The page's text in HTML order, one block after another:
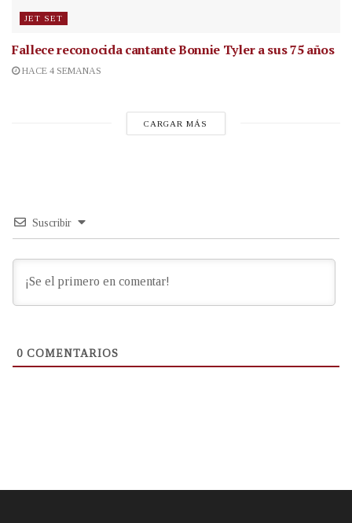
JET SET
Fallece reconocida cantanteBonnie Tyler a sus 75 años
HACE 4 SEMANAS
CARGAR MÁS
Suscribir
0 COMENTARIOS